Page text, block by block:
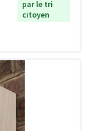
par le tri
citoyen